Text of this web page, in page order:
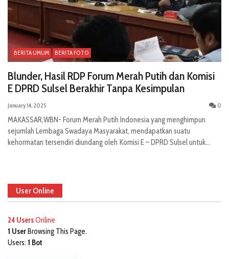
BERITA UMUM BERITA FOTO
Blunder, Hasil RDP Forum Merah Putih dan Komisi
E DPRD Sulsel Berakhir Tanpa Kesimpulan
January 14, 2025 0
MAKASSAR,WBN- Forum Merah Putih Indonesia yang menghimpun
sejumlah Lembaga Swadaya Masyarakat, mendapatkan suatu
kehormatan tersendiri diundang oleh Komisi E – DPRD Sulsel untuk...
User Online
24 UsersOnline
1 UserBrowsing This Page.
Users: 1 Bot